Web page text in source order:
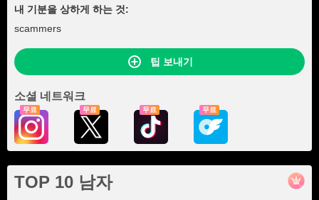
내 기분을 상하게 하는 것:
scammers
팁 보내기
소셜 네트워크
무료 무료 무료 무료
TOP 10 남자